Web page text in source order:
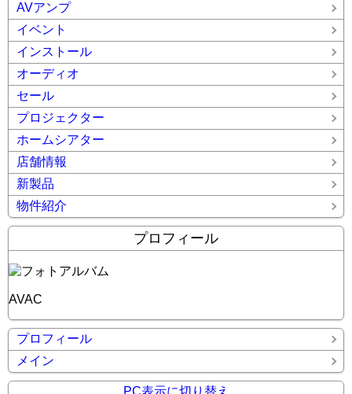
AVアンプ
イベント
インストール
オーディオ
セール
プロジェクター
ホームシアター
店舗情報
新製品
物件紹介
プロフィール
AVAC
プロフィール
メイン
PC表示に切り替え